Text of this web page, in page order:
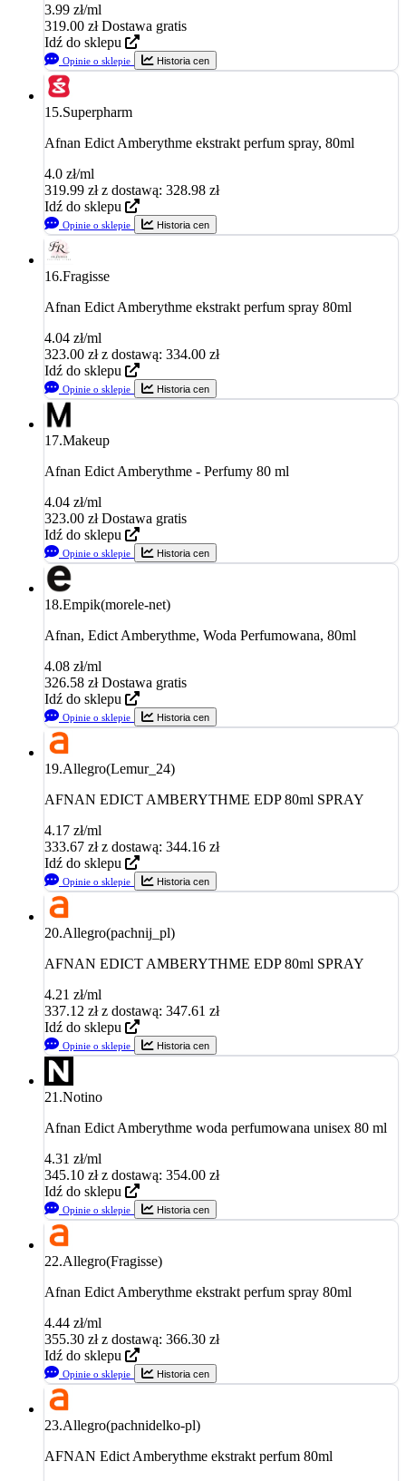
3.99 zł/ml
319.00 zł Dostawa gratis
Idź do sklepu
Opinie o sklepie Historia cen
15.Superpharm
Afnan Edict Amberythme ekstrakt perfum spray, 80ml
4.0 zł/ml
319.99 zł z dostawą: 328.98 zł
Idź do sklepu
Opinie o sklepie Historia cen
16.Fragisse
Afnan Edict Amberythme ekstrakt perfum spray 80ml
4.04 zł/ml
323.00 zł z dostawą: 334.00 zł
Idź do sklepu
Opinie o sklepie Historia cen
17.Makeup
Afnan Edict Amberythme - Perfumy 80 ml
4.04 zł/ml
323.00 zł Dostawa gratis
Idź do sklepu
Opinie o sklepie Historia cen
18.Empik(morele-net)
Afnan, Edict Amberythme, Woda Perfumowana, 80ml
4.08 zł/ml
326.58 zł Dostawa gratis
Idź do sklepu
Opinie o sklepie Historia cen
19.Allegro(Lemur_24)
AFNAN EDICT AMBERYTHME EDP 80ml SPRAY
4.17 zł/ml
333.67 zł z dostawą: 344.16 zł
Idź do sklepu
Opinie o sklepie Historia cen
20.Allegro(pachnij_pl)
AFNAN EDICT AMBERYTHME EDP 80ml SPRAY
4.21 zł/ml
337.12 zł z dostawą: 347.61 zł
Idź do sklepu
Opinie o sklepie Historia cen
21.Notino
Afnan Edict Amberythme woda perfumowana unisex 80 ml
4.31 zł/ml
345.10 zł z dostawą: 354.00 zł
Idź do sklepu
Opinie o sklepie Historia cen
22.Allegro(Fragisse)
Afnan Edict Amberythme ekstrakt perfum spray 80ml
4.44 zł/ml
355.30 zł z dostawą: 366.30 zł
Idź do sklepu
Opinie o sklepie Historia cen
23.Allegro(pachnidelko-pl)
AFNAN Edict Amberythme ekstrakt perfum 80ml